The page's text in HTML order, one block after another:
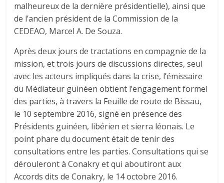
malheureux de la dernière présidentielle), ainsi que
de l’ancien président de la Commission de la
CEDEAO, Marcel A. De Souza.
Après deux jours de tractations en compagnie de la
mission, et trois jours de discussions directes, seul
avec les acteurs impliqués dans la crise, l’émissaire
du Médiateur guinéen obtient l’engagement formel
des parties, à travers la Feuille de route de Bissau,
le 10 septembre 2016, signé en présence des
Présidents guinéen, libérien et sierra léonais. Le
point phare du document était de tenir des
consultations entre les parties. Consultations qui se
dérouleront à Conakry et qui aboutiront aux
Accords dits de Conakry, le 14 octobre 2016.